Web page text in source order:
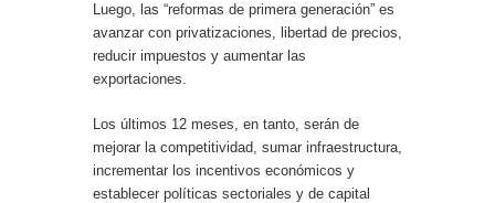
Luego, las “reformas de primera generación” es
avanzar con privatizaciones, libertad de precios,
reducir impuestos y aumentar las
exportaciones.
Los últimos 12 meses, en tanto, serán de
mejorar la competitividad, sumar infraestructura,
incrementar los incentivos económicos y
establecer políticas sectoriales y de capital